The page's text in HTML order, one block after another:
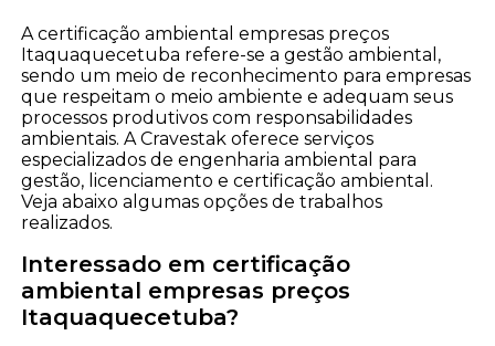
A certificação ambiental empresas preços
Itaquaquecetuba refere-se a gestão ambiental,
sendo um meio de reconhecimento para empresas
que respeitam o meio ambiente e adequam seus
processos produtivos com responsabilidades
ambientais. A Cravestak oferece serviços
especializados de engenharia ambiental para
gestão, licenciamento e certificação ambiental.
Veja abaixo algumas opções de trabalhos
realizados.
Interessado em certificação
ambiental empresas preços
Itaquaquecetuba?